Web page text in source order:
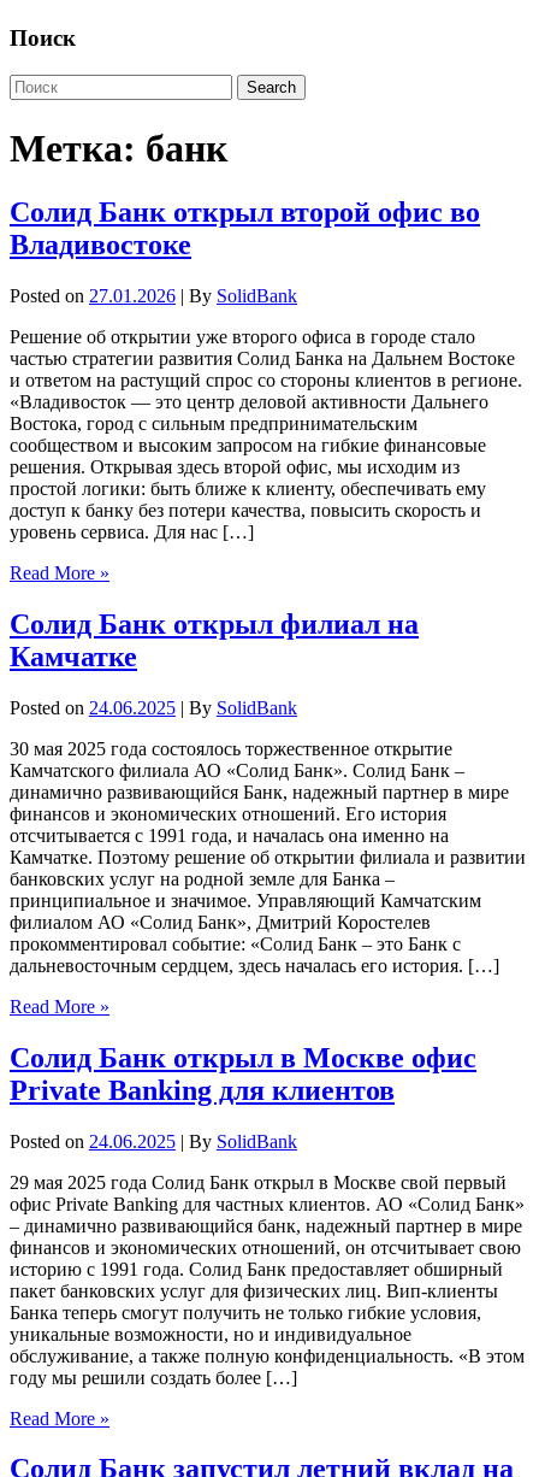
Поиск
Метка: банк
Солид Банк открыл второй офис во
Владивостоке
Posted on 27.01.2026 | By SolidBank
Решение об открытии уже второго офиса в городе стало
частью стратегии развития Солид Банка на Дальнем Востоке
и ответом на растущий спрос со стороны клиентов в регионе.
«Владивосток — это центр деловой активности Дальнего
Востока, город с сильным предпринимательским
сообществом и высоким запросом на гибкие финансовые
решения. Открывая здесь второй офис, мы исходим из
простой логики: быть ближе к клиенту, обеспечивать ему
доступ к банку без потери качества, повысить скорость и
уровень сервиса. Для нас […]
Read More »
Солид Банк открыл филиал на
Камчатке
Posted on 24.06.2025 | By SolidBank
30 мая 2025 года состоялось торжественное открытие
Камчатского филиала АО «Солид Банк». Солид Банк –
динамично развивающийся Банк, надежный партнер в мире
финансов и экономических отношений. Его история
отсчитывается с 1991 года, и началась она именно на
Камчатке. Поэтому решение об открытии филиала и развитии
банковских услуг на родной земле для Банка –
принципиальное и значимое. Управляющий Камчатским
филиалом АО «Солид Банк», Дмитрий Коростелев
прокомментировал событие: «Солид Банк – это Банк с
дальневосточным сердцем, здесь началась его история. […]
Read More »
Солид Банк открыл в Москве офис
Private Banking для клиентов
Posted on 24.06.2025 | By SolidBank
29 мая 2025 года Солид Банк открыл в Москве свой первый
офис Private Banking для частных клиентов. АО «Солид Банк»
– динамично развивающийся банк, надежный партнер в мире
финансов и экономических отношений, он отсчитывает свою
историю с 1991 года. Солид Банк предоставляет обширный
пакет банковских услуг для физических лиц. Вип-клиенты
Банка теперь смогут получить не только гибкие условия,
уникальные возможности, но и индивидуальное
обслуживание, а также полную конфиденциальность. «В этом
году мы решили создать более […]
Read More »
Солид Банк запустил летний вклад на